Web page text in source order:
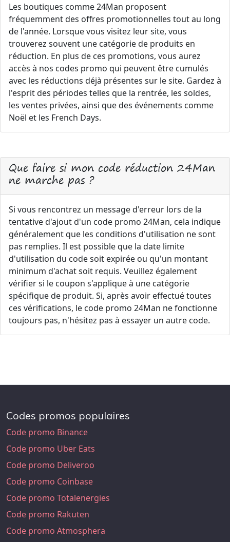
Les boutiques comme 24Man proposent
fréquemment des offres promotionnelles tout au long
de l'année. Lorsque vous visitez leur site, vous
trouverez souvent une catégorie de produits en
réduction. En plus de ces promotions, vous aurez
accès à nos codes promo qui peuvent être cumulés
avec les réductions déjà présentes sur le site. Gardez à
l'esprit des périodes telles que la rentrée, les soldes,
les ventes privées, ainsi que des événements comme
Noël et les French Days.
Que faire si mon code réduction 24Man
ne marche pas ?
Si vous rencontrez un message d'erreur lors de la
tentative d'ajout d'un code promo 24Man, cela indique
généralement que les conditions d'utilisation ne sont
pas remplies. Il est possible que la date limite
d'utilisation du code soit expirée ou qu'un montant
minimum d'achat soit requis. Veuillez également
vérifier si le coupon s'applique à une catégorie
spécifique de produit. Si, après avoir effectué toutes
ces vérifications, le code promo 24Man ne fonctionne
toujours pas, n'hésitez pas à essayer un autre code.
Codes promos populaires
Code promo Binance
Code promo Uber Eats
Code promo Deliveroo
Code promo Coinbase
Code promo Totalenergies
Code promo Rakuten
Code promo Atmosphera